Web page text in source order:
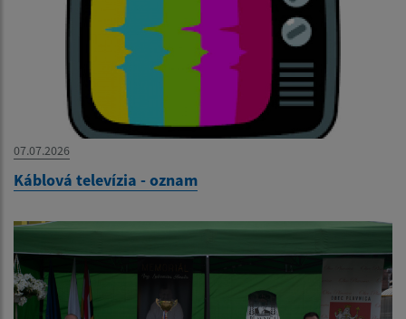
07.07.2026
Káblová televízia - oznam